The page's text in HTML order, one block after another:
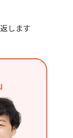
します